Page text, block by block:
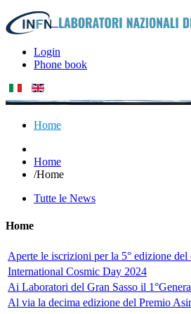
Login
Phone book
Home
Home
/Home
Tutte le News
Home
Aperte le iscrizioni per la 5° edizione
International Cosmic Day 2024
Ai Laboratori del Gran Sasso il
Al via la decima edizione del Premio